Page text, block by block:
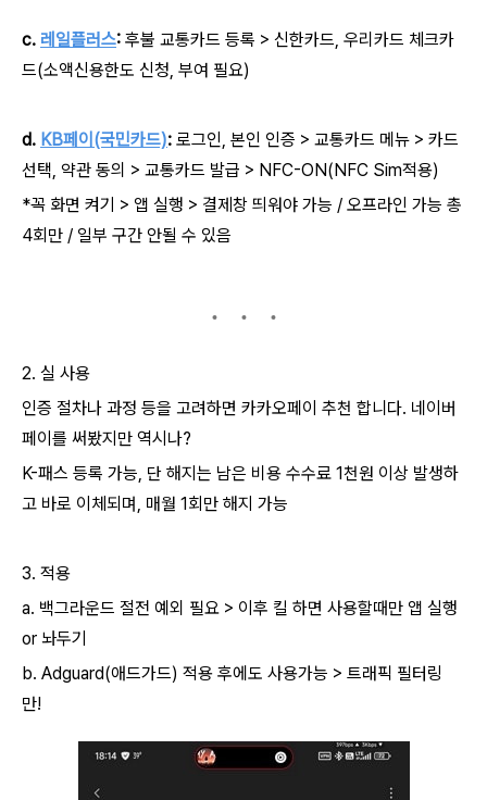
c. 레일플러스: 후불 교통카드 등록 > 신한카드, 우리카드 체크카
드(소액신용한도 신청, 부여 필요)
d. KB페이(국민카드): 로그인, 본인 인증 > 교통카드 메뉴 > 카드
선택, 약관 동의 > 교통카드 발급 > NFC-ON(NFC Sim적용)
*꼭 화면 켜기 > 앱 실행 > 결제창 띄워야 가능 / 오프라인 가능 총
4회만 / 일부 구간 안될 수 있음
2. 실 사용
인증 절차나 과정 등을 고려하면 카카오페이 추천 합니다. 네이버
페이를 써봤지만 역시나?
K-패스 등록 가능, 단 해지는 남은 비용 수수료 1천원 이상 발생하
고 바로 이체되며, 매월 1회만 해지 가능
3. 적용
a. 백그라운드 절전 예외 필요 > 이후 킬 하면 사용할때만 앱 실행
or 놔두기
b. Adguard(애드가드) 적용 후에도 사용가능 > 트래픽 필터링
만!